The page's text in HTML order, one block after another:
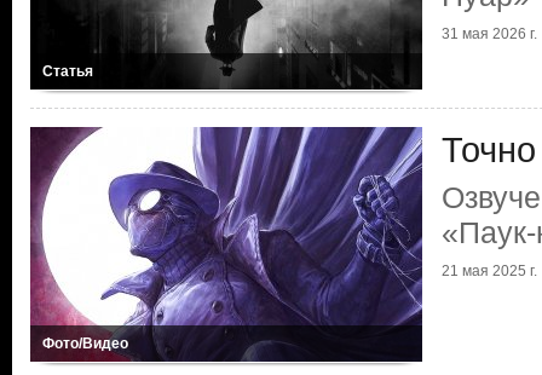
Статья
31 мая 2026 г.
Фото/Видео
21 мая 2025 г.